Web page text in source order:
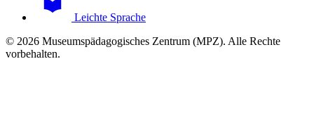
Leichte Sprache
© 2026 Museumspädagogisches Zentrum (MPZ). Alle Rechte
vorbehalten.